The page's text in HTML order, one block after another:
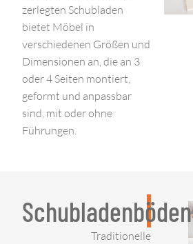
zerlegten Schubladen
bietet Möbel in
verschiedenen Größen und
Dimensionen an, die an 3
oder 4 Seiten montiert,
geformt und anpassbar
sind, mit oder ohne
Führungen.
Schubladenböden
Traditionelle